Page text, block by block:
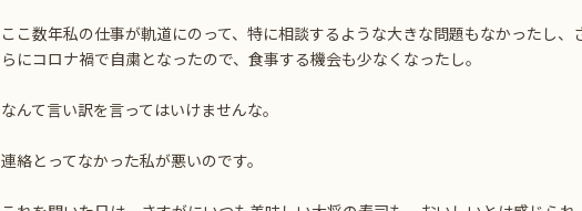
ここ数年私の仕事が軌道にのって、特に相談するような大きな問題もなかったし、
らにコロナ禍で自粛となったので、食事する機会も少なくなったし。
なんて言い訳を言ってはいけませんな。
連絡とってなかった私が悪いのです。